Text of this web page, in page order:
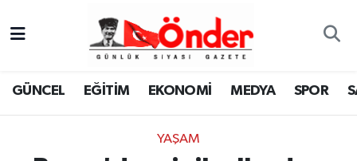
GÜNCEL EĞİTİM EKONOMİ MEDYA SPOR
YAŞAM
GÜNCEL
Zonguldak Nöbetçi Eczaneler
Zonguldak Namaz Vakitleri